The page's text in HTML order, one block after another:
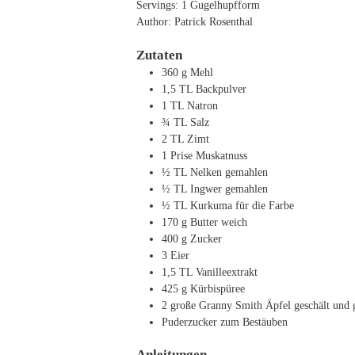
Servings: 1 Gugelhupfform
Author: Patrick Rosenthal
Zutaten
360 g Mehl
1,5 TL Backpulver
1 TL Natron
¾ TL Salz
2 TL Zimt
1 Prise Muskatnuss
½ TL Nelken gemahlen
½ TL Ingwer gemahlen
½ TL Kurkuma für die Farbe
170 g Butter weich
400 g Zucker
3 Eier
1,5 TL Vanilleextrakt
425 g Kürbispüree
2 große Granny Smith Äpfel geschält und
Puderzucker zum Bestäuben